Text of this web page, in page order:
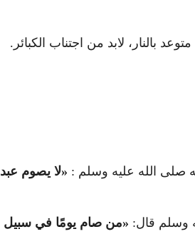
بالنار، لابد من اجتناب الكبائر.
صلى الله عليه وسلم : «لا يصوم عبد
وسلم قال: «من صام يومًا في سبيل